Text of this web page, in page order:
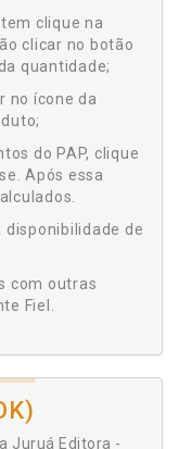
clique na
clicar no botão
quantidade;
no ícone da
do PAP, clique
Após essa
disponibilidade de
com outras
Fiel.
Juruá Editora -